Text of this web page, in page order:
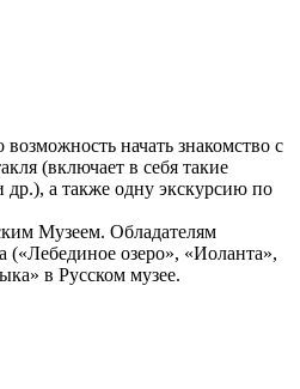
начать знакомство с
(включает в себя такие
а также одну экскурсию по
Музеем. Обладателям
(«Лебединое озеро», «Иоланта»,
в Русском музее.